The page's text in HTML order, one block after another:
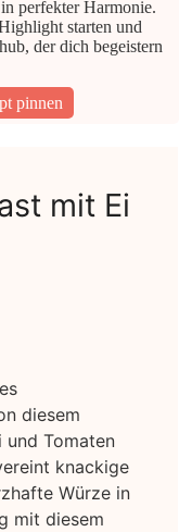
perfekter Harmonie.
starten und
der dich begeistern
pinnen
mit Ei
diesem
und Tomaten
knackige
Würze in
mit diesem